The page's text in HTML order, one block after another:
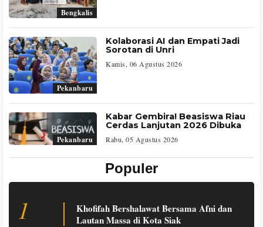
Bengkalis
Pekanbaru
Kolaborasi AI dan Empati Jadi
Sorotan di Unri
Kamis, 06 Agustus 2026
Pekanbaru
Kabar Gembira! Beasiswa Riau
Cerdas Lanjutan 2026 Dibuka
Rabu, 05 Agustus 2026
Populer
1
Khofifah Bershalawat Bersama Afni dan
Lautan Massa di Kota Siak